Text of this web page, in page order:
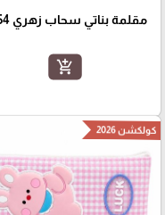
مقلمة بناتي سحاب زهري H254
add_shopping_cart
كولكشن 2026